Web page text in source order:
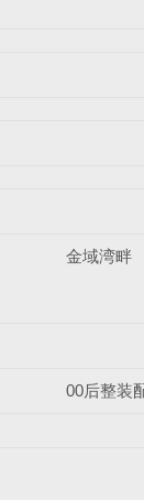
金域湾畔
00后整装